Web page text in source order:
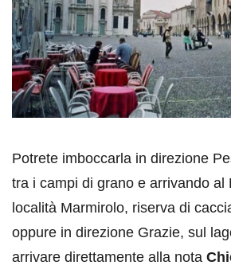
Potrete imboccarla in direzione
tra i campi di grano e arrivando al
località Marmirolo, riserva di
oppure in direzione Grazie, sul
arrivare direttamente alla nota